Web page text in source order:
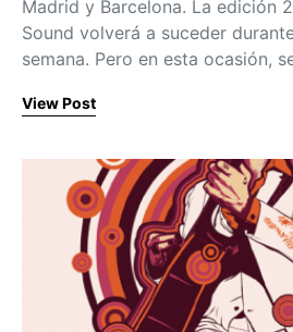
Madrid y Barcelona. La edición
Sound volverá a suceder
semana. Pero en esta ocasión,
View Post